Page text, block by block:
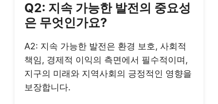
Q2: 지속 가능한 발전의 중요성
은 무엇인가요?
A2: 지속 가능한 발전은 환경 보호, 사회적
책임, 경제적 이익의 측면에서 필수적이며,
지구의 미래와 지역사회의 긍정적인 영향을
보장합니다.